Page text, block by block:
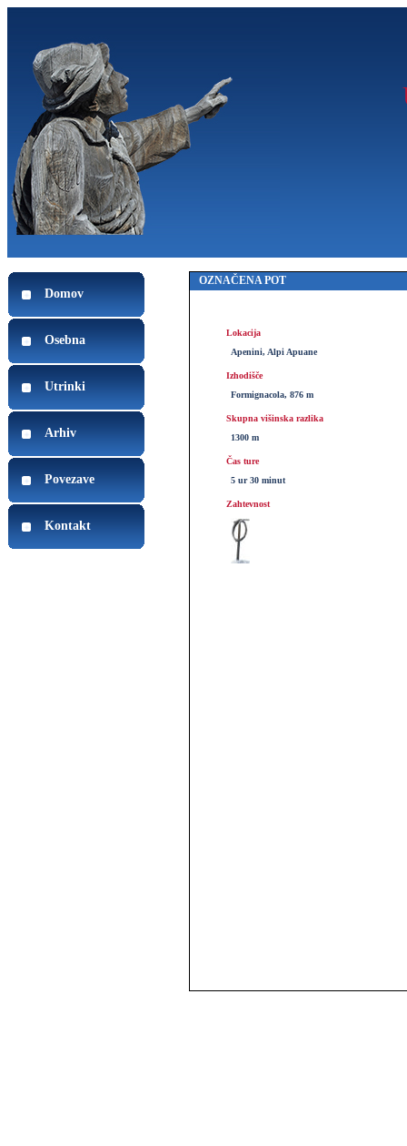
Domov
Osebna
Utrinki
Arhiv
Povezave
Kontakt
OZNAČENA POT
Lokacija
Apenini, Alpi Apuane
Izhodišče
Formignacola, 876 m
Skupna višinska razlika
1300 m
Čas ture
5 ur 30 minut
Zahtevnost